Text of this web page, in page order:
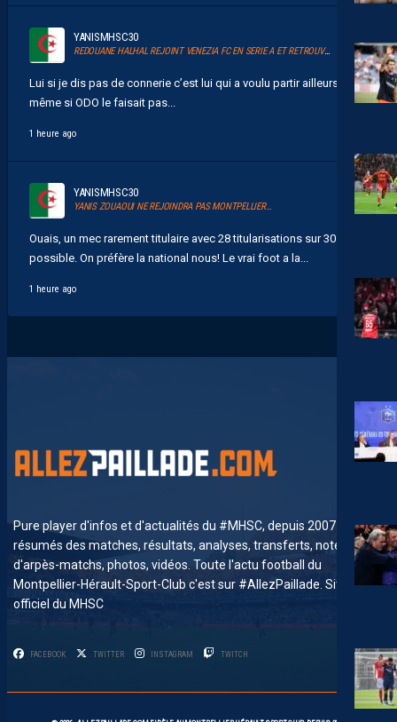
YANISMHSC30
REDOUANE HALHAL REJOINT VENEZIA FC EN SERIE A ET RETROUVERA AKOR ADAMS
Lui si je dis pas de connerie c’est lui qui a voulu partir ailleurs
même si ODO le faisait pas...
1 heure ago
YANISMHSC30
YANIS ZOUAOUI NE REJOINDRA PAS MONTPELLIER…
Ouais, un mec rarement titulaire avec 28 titularisations sur 30
possible. On préfère la national nous! Le vrai foot a la...
1 heure ago
Pure player d'infos et d'actualités du #MHSC, depuis 2007. News,
résumés des matches, résultats, analyses, transferts, notes
d'arpès-matchs, photos, vidéos. Toute l'actu football du
Montpellier-Hérault-Sport-Club c'est sur #AllezPaillade. Site non-
officiel du MHSC
FACEBOOK TWITTER INSTAGRAM TWITCH
2